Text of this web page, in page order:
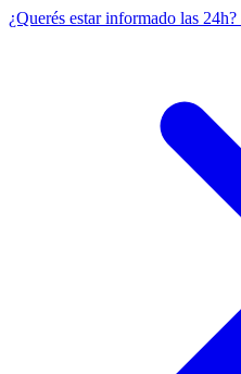
¿Querés estar informado las 24h?